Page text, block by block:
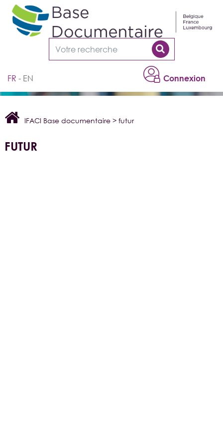
Connexion
FR EN
IFACI Base documentaire > futur
FUTUR
Cookies management panel